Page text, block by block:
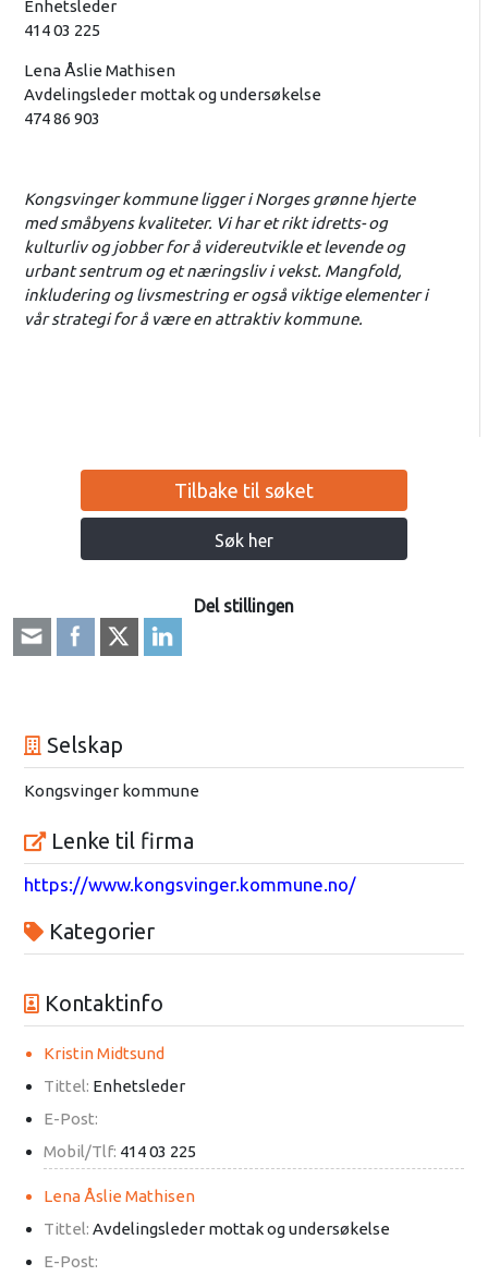
Enhetsleder
414 03 225
Lena Åslie Mathisen
Avdelingsleder mottak og undersøkelse
474 86 903
Kongsvinger kommune ligger i Norges grønne hjerte
med småbyens kvaliteter. Vi har et rikt idretts- og
kulturliv og jobber for å videreutvikle et levende og
urbant sentrum og et næringsliv i vekst. Mangfold,
inkludering og livsmestring er også viktige elementer i
vår strategi for å være en attraktiv kommune.
Tilbake til søket
Søk her
Del stillingen
Selskap
Kongsvinger kommune
Lenke til firma
https://www.kongsvinger.kommune.no/
Kategorier
Kontaktinfo
Kristin Midtsund
Tittel: Enhetsleder
E-Post:
Mobil/Tlf: 414 03 225
Lena Åslie Mathisen
Tittel: Avdelingsleder mottak og undersøkelse
E-Post: